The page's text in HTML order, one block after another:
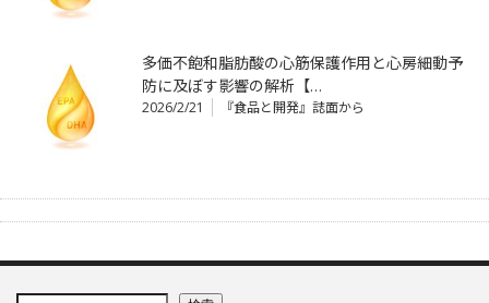
多価不飽和脂肪酸の心筋保護作用と心房細動予
防に及ぼす影響の解析【…
2026/2/21 『食品と開発』誌面から